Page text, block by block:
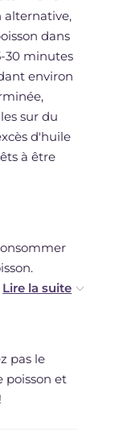
alternative,
dans
30 minutes
environ
sur du
d'huile
à être
congelés
pas le
poisson et